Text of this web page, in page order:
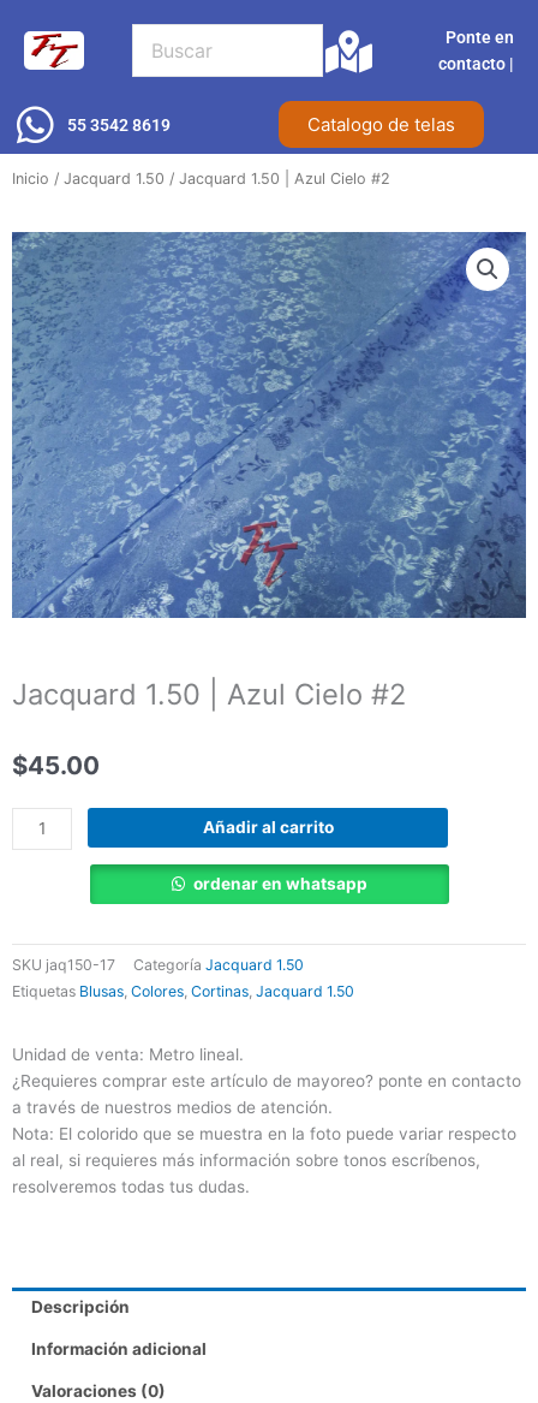
contenido
Ponte en
contacto |​
55 3542 8619 Catalogo de telas
Inicio / Jacquard 1.50 / Jacquard 1.50 | Azul Cielo #2
Jacquard 1.50 | Azul Cielo #2
$45.00
Jacquard
1.50
cantidad
Añadir al carrito
ordenar en whatsapp
SKU jaq150-17 Categoría Jacquard 1.50
Etiquetas Blusas, Colores, Cortinas, Jacquard 1.50
Unidad de venta: Metro lineal.
¿Requieres comprar este artículo de mayoreo? ponte en contacto
a través de nuestros medios de atención.
Nota: El colorido que se muestra en la foto puede variar respecto
al real, si requieres más información sobre tonos escríbenos,
resolveremos todas tus dudas.
Descripción
Información adicional
Valoraciones (0)